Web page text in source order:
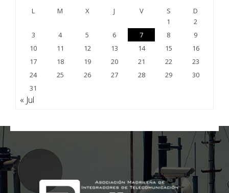
L M X J V S
D
1
2
3
4 5 6 7 8
9
10
11 12 13 14 15
16
17
18 19 20 21 22
23
24
25 26 27 28 29
30
31
« Jul
;